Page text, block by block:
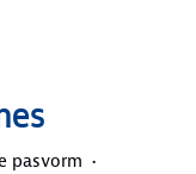
pasvorm